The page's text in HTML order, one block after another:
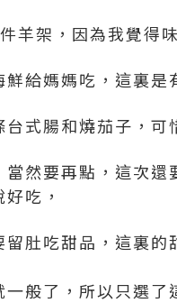
羊架，因為我覺得
給媽媽吃，這裏是
台式腸和燒茄子，可
當然要再點，這次
吃，
留肚吃甜品，這裏
般了，所以只選了